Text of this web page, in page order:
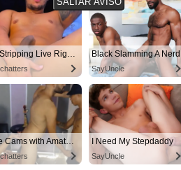
I'm Stripping Live Right Now Black Slamming A Nerd
SayUncle
Live Cams with Amateur Men I Need My Stepdaddy
SayUncle